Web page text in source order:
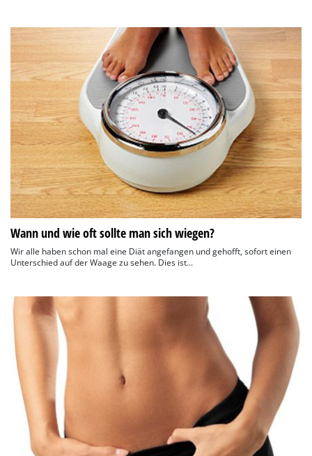
Wann und wie oft sollte man sich wiegen?
Wir alle haben schon mal eine Diät angefangen und gehofft, sofort einen
Unterschied auf der Waage zu sehen. Dies ist...